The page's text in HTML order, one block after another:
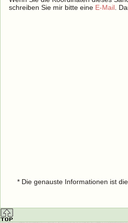
schreiben Sie mir bitte eine E-Mail .
* Die genauste Informationen ist